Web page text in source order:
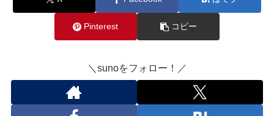
Pinterest コピー
＼sunoをフォロー！／